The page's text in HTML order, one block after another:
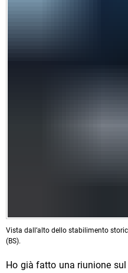
Vista dall’alto dello stabilimento
(BS).
Ho già fatto una riunione